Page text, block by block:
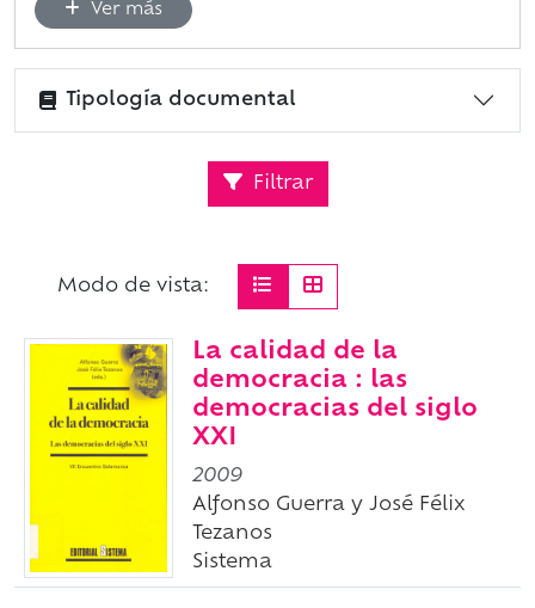
Ver más
Tipología documental
Filtrar
Modo de vista:
La calidad de la
democracia : las
democracias del siglo
XXI
2009
Alfonso Guerra y José Félix
Tezanos
Sistema